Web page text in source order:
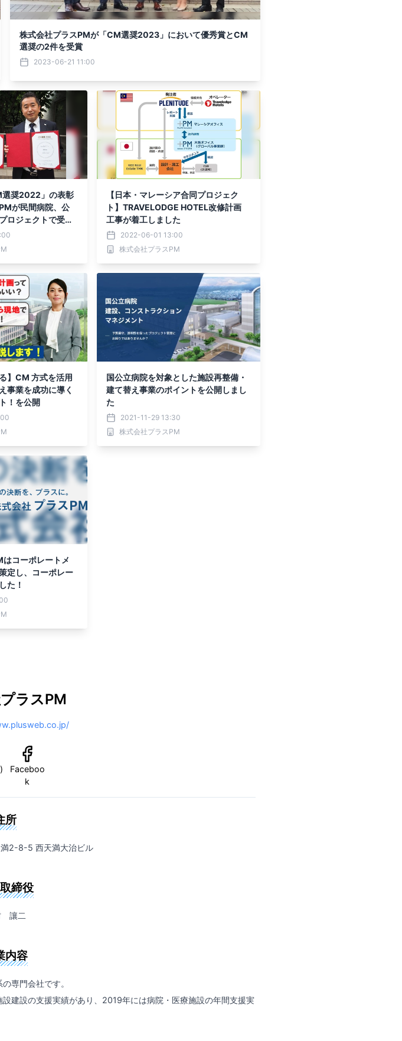
株式会社プラスPMが「CM選奨2023」において優秀賞とCM
選奨の2件を受賞
2023-06-21 11:00
奨2022」の表彰
が民間病院、公
ロジェクトで受賞
【日本・マレーシア合同プロジェク
ト】TRAVELODGE HOTEL改修計画
工事が着工しました
2022-06-01 13:00
株式会社プラスPM
】CM 方式を活用
事業を成功に導く
！を公開
国公立病院を対象とした施設再整備・
建て替え事業のポイントを公開しまし
た
2021-11-29 13:30
株式会社プラスPM
コーポレートメ
定し、コーポレー
た！
ラスPM
Faceboo
k
所
2-8-5 西天満大治ビル
締役
讓二
内容
専門会社です。
建設の支援実績があり、2019年には病院・医療施設の年間支援実